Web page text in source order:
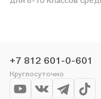
выгоду!
+7 812 601-0-601
Круглосуточно